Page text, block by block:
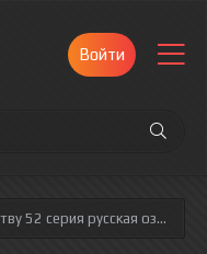
Войти
52 серия русская озвучка полностью смотреть онлайн!